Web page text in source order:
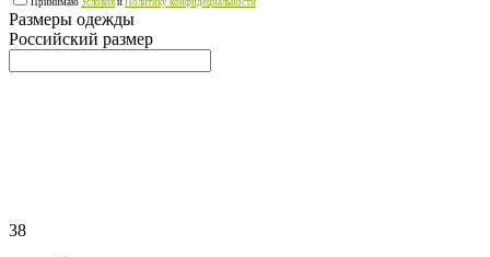
Принимаю Условия и Политику конфидециальности
Размеры одежды
Российский размер
38